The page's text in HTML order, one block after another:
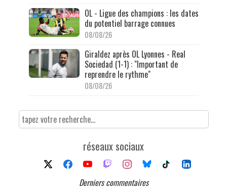
OL - Ligue des champions : les dates
du potentiel barrage connues
08/08/26
Giraldez après OL Lyonnes - Real
Sociedad (1-1) : "Important de
reprendre le rythme"
08/08/26
réseaux sociaux
Derniers commentaires